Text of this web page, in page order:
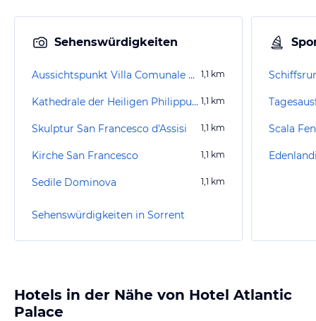
Sehenswürdigkeiten
Aussichtspunkt Villa Comunale di Sorrento 1,1 km
Kathedrale der Heiligen Philippus und Jakobus 1,1 km
Skulptur San Francesco d'Assisi 1,1 km
Kirche San Francesco 1,1 km
Sedile Dominova 1,1 km
Sehenswürdigkeiten in Sorrent
Scala
Hotels in der Nähe von Hotel Atlantic
Palace